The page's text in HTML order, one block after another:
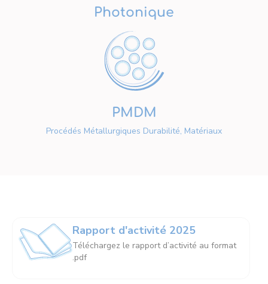
Photonique
PMDM
Procédés Métallurgiques Durabilité, Matériaux
Rapport d'activité 2025
Téléchargez le rapport d’activité au format
.pdf